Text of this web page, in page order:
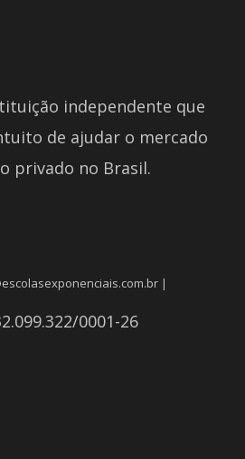
independente que
de ajudar o mercado
privado no Brasil.
|
0001-26